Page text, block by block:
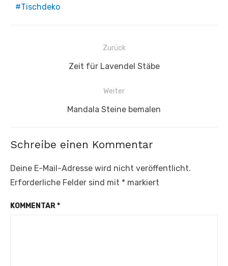
Tischdeko
Beitragsnavigation
Zurück
Vorheriger
Zeit für Lavendel Stäbe
Weiter
Nächster
Mandala Steine bemalen
Schreibe einen Kommentar
Deine E-Mail-Adresse wird nicht veröffentlicht.
Erforderliche Felder sind mit * markiert
KOMMENTAR*